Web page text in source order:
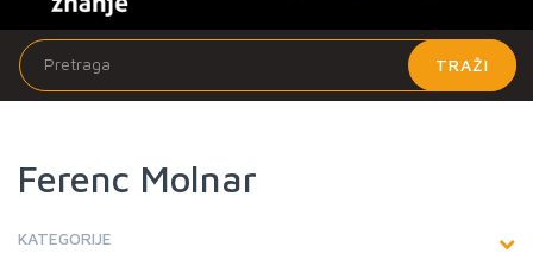
TRAŽI
Ferenc Molnar
KATEGORIJE